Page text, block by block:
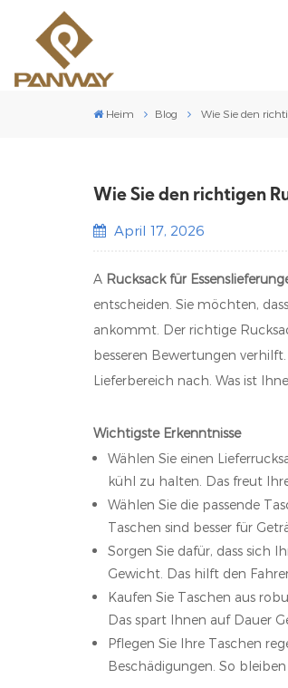
Heim Blog Wie Sie den
Wie Sie den richtigen
April 17, 2026
A Rucksack für
entscheiden. Sie möchten,
ankommt. Der richtige
besseren Bewertungen
Lieferbereich nach. Was ist
Wichtigste Erkenntnisse
Wählen Sie einen
kühl zu halten. Das freut
Wählen Sie die passende
Taschen sind besser für
Sorgen Sie dafür, dass sich
Gewicht. Das hilft den
Kaufen Sie Taschen aus
Das spart Ihnen auf Dauer
Pflegen Sie Ihre Taschen
Beschädigungen. So